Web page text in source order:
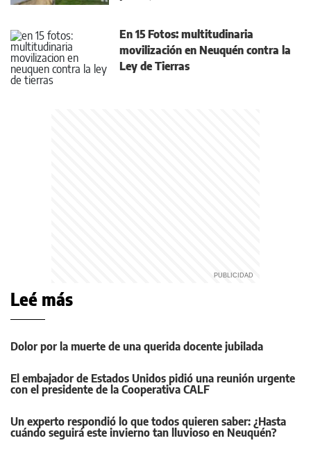
En 15 Fotos: multitudinaria
movilización en Neuquén contra la
Ley de Tierras
Leé más
Dolor por la muerte de una querida docente jubilada
El embajador de Estados Unidos pidió una reunión urgente
con el presidente de la Cooperativa CALF
Un experto respondió lo que todos quieren saber: ¿Hasta
cuándo seguirá este invierno tan lluvioso en Neuquén?